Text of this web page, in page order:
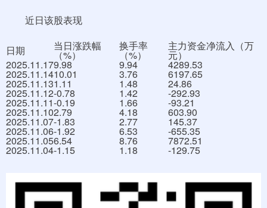
近日该股表现
日期 当日涨跌幅
（%）
换手率
（%）
主力资金净流入（万
元）
2025.11.179.98 9.94 4289.53
2025.11.1410.01 3.76 6197.65
2025.11.131.11 1.48 24.86
2025.11.12-0.78 1.42 -292.93
2025.11.11-0.19 1.66 -93.21
2025.11.102.79 4.18 603.90
2025.11.07-1.83 2.77 145.37
2025.11.06-1.92 6.53 -655.35
2025.11.056.54 8.76 7872.51
2025.11.04-1.15 1.18 -129.75